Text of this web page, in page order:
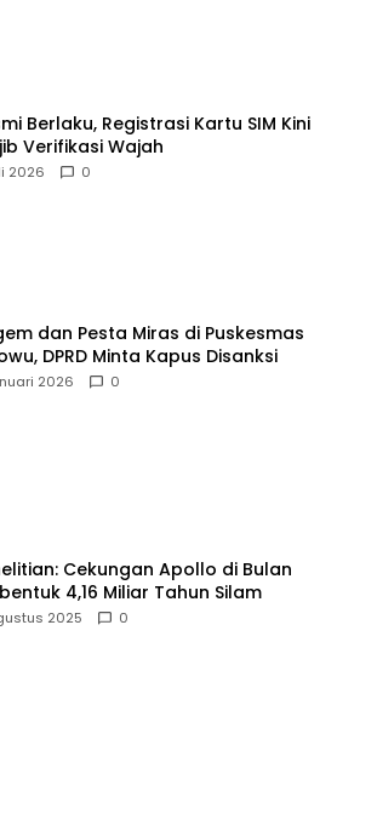
Berlaku, Registrasi Kartu SIM Kini
Verifikasi Wajah
2026 0
dan Pesta Miras di Puskesmas
DPRD Minta Kapus Disanksi
2026 0
Cekungan Apollo di Bulan
4,16 Miliar Tahun Silam
2025 0